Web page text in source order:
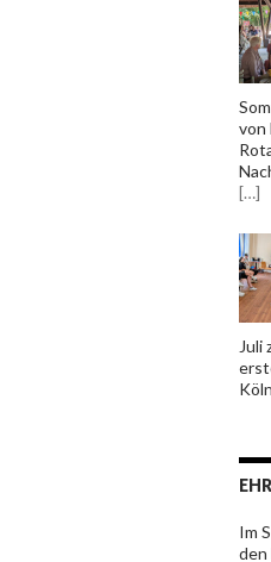
von
[…]
Juli
Im
den